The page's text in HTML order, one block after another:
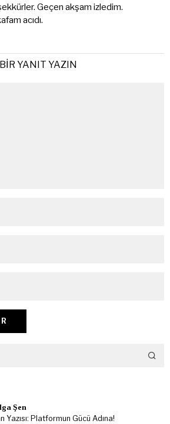
Geçen akşam izledim.
acıdı.
BIR YANIT YAZIN
Şen
Yazısı: Platformun Gücü Adına!